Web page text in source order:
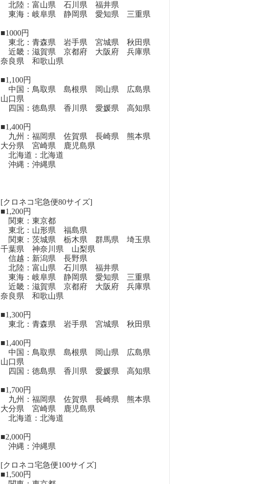
北陸：富山県 石川県 福井県
東海：岐阜県 静岡県 愛知県 三重県
■1000円
東北：青森県 岩手県 宮城県 秋田県
近畿：滋賀県 京都府 大阪府 兵庫県
奈良県 和歌山県
■1,100円
中国：鳥取県 島根県 岡山県 広島県
山口県
四国：徳島県 香川県 愛媛県 高知県
■1,400円
九州：福岡県 佐賀県 長崎県 熊本県
大分県 宮崎県 鹿児島県
北海道：北海道
沖縄：沖縄県
[クロネコ宅急便80サイズ]
■1,200円
関東：東京都
東北：山形県 福島県
関東：茨城県 栃木県 群馬県 埼玉県
千葉県 神奈川県 山梨県
信越：新潟県 長野県
北陸：富山県 石川県 福井県
東海：岐阜県 静岡県 愛知県 三重県
近畿：滋賀県 京都府 大阪府 兵庫県
奈良県 和歌山県
■1,300円
東北：青森県 岩手県 宮城県 秋田県
■1,400円
中国：鳥取県 島根県 岡山県 広島県
山口県
四国：徳島県 香川県 愛媛県 高知県
■1,700円
九州：福岡県 佐賀県 長崎県 熊本県
大分県 宮崎県 鹿児島県
北海道：北海道
■2,000円
沖縄：沖縄県
[クロネコ宅急便100サイズ]
■1,500円